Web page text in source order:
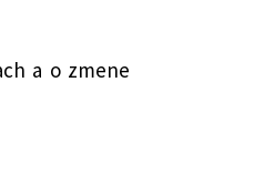
a o zmene